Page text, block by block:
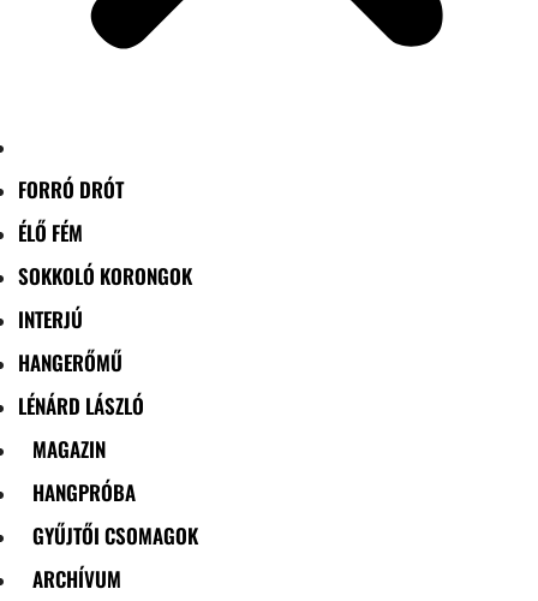
FORRÓ DRÓT
ÉLŐ FÉM
SOKKOLÓ KORONGOK
INTERJÚ
HANGERŐMŰ
LÉNÁRD LÁSZLÓ
MAGAZIN
HANGPRÓBA
GYŰJTŐI CSOMAGOK
ARCHÍVUM